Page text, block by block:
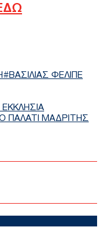
ΒΑΣΙΛΙΑΣ ΦΕΛΙΠΕ
ΠΑΛΆΤΙ ΜΑΔΡΊΤΗΣ